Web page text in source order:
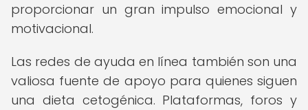
proporcionar un gran impulso emocional y
motivacional.
Las redes de ayuda en línea también son una
valiosa fuente de apoyo para quienes siguen
una dieta cetogénica. Plataformas, foros y